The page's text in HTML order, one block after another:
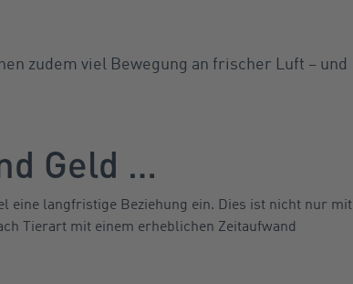
zudem viel Bewegung an frischer Luft – und
Geld …
eine langfristige Beziehung ein. Dies ist nicht nur mit
Tierart mit einem erheblichen Zeitaufwand